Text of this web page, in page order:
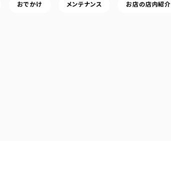
おでかけ メンテナンス お店の店内紹介